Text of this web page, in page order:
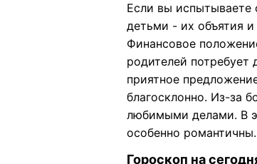
Если вы испытываете
детьми - их объятия и
Финансовое
родителей
приятное
благосклонно. Из-за
любимыми делами. В
особенно романтичны.
Гороскоп на